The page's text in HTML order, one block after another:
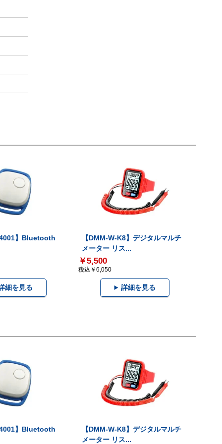
】Bluetooth
細を見る
【DMM-W-K8】デジタルマルチ
メーター リス...
￥5,500
税込￥6,050
詳細を見る
】Bluetooth
【DMM-W-K8】デジタルマルチ
メーター リス...